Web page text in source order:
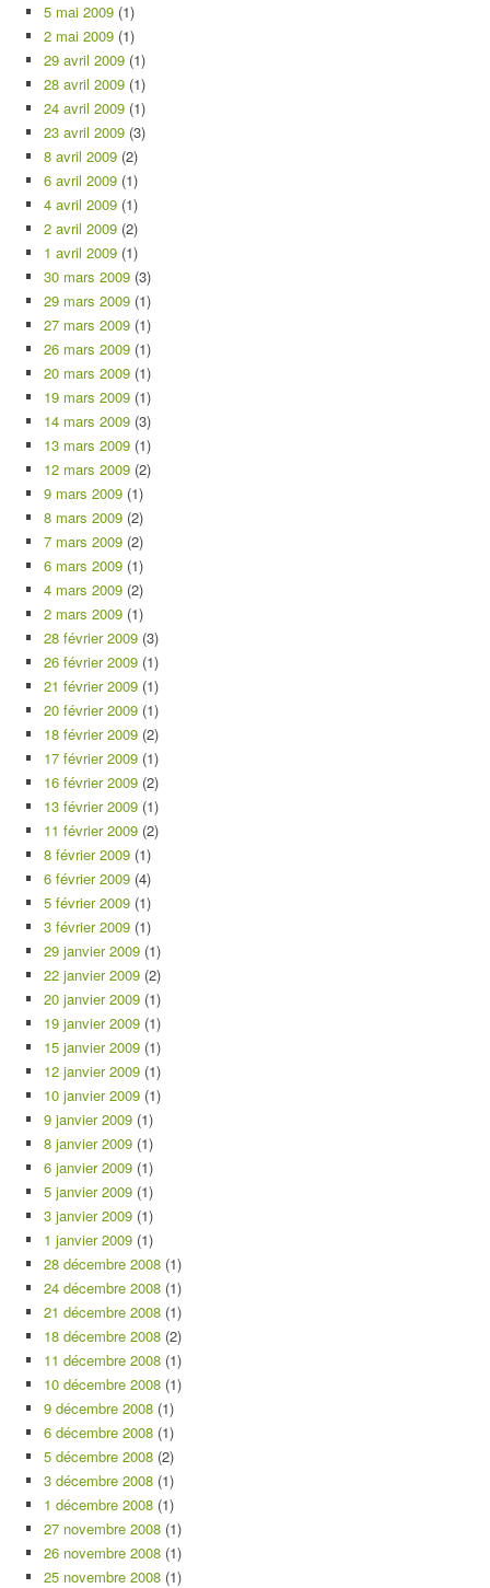
5 mai 2009 (1)
2 mai 2009 (1)
29 avril 2009 (1)
28 avril 2009 (1)
24 avril 2009 (1)
23 avril 2009 (3)
8 avril 2009 (2)
6 avril 2009 (1)
4 avril 2009 (1)
2 avril 2009 (2)
1 avril 2009 (1)
30 mars 2009 (3)
29 mars 2009 (1)
27 mars 2009 (1)
26 mars 2009 (1)
20 mars 2009 (1)
19 mars 2009 (1)
14 mars 2009 (3)
13 mars 2009 (1)
12 mars 2009 (2)
9 mars 2009 (1)
8 mars 2009 (2)
7 mars 2009 (2)
6 mars 2009 (1)
4 mars 2009 (2)
2 mars 2009 (1)
28 février 2009 (3)
26 février 2009 (1)
21 février 2009 (1)
20 février 2009 (1)
18 février 2009 (2)
17 février 2009 (1)
16 février 2009 (2)
13 février 2009 (1)
11 février 2009 (2)
8 février 2009 (1)
6 février 2009 (4)
5 février 2009 (1)
3 février 2009 (1)
29 janvier 2009 (1)
22 janvier 2009 (2)
20 janvier 2009 (1)
19 janvier 2009 (1)
15 janvier 2009 (1)
12 janvier 2009 (1)
10 janvier 2009 (1)
9 janvier 2009 (1)
8 janvier 2009 (1)
6 janvier 2009 (1)
5 janvier 2009 (1)
3 janvier 2009 (1)
1 janvier 2009 (1)
28 décembre 2008 (1)
24 décembre 2008 (1)
21 décembre 2008 (1)
18 décembre 2008 (2)
11 décembre 2008 (1)
10 décembre 2008 (1)
9 décembre 2008 (1)
6 décembre 2008 (1)
5 décembre 2008 (2)
3 décembre 2008 (1)
1 décembre 2008 (1)
27 novembre 2008 (1)
26 novembre 2008 (1)
25 novembre 2008 (1)